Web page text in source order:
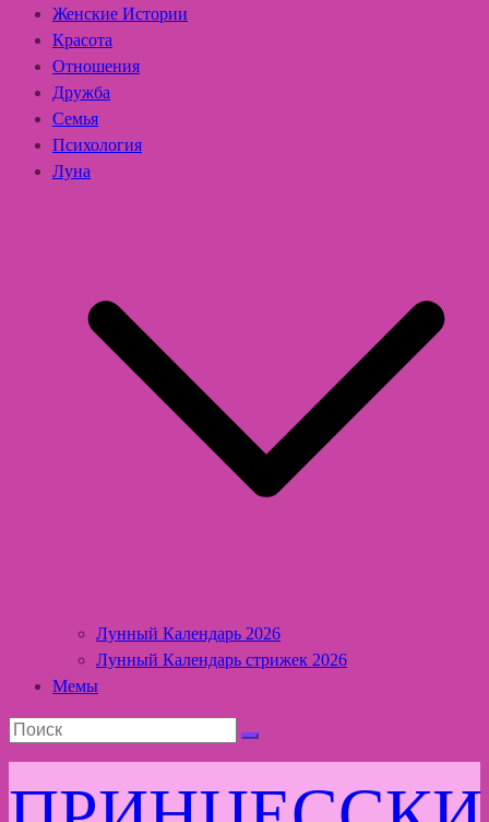
Женские Истории
Красота
Отношения
Дружба
Семья
Психология
Луна
Лунный Календарь 2026
Лунный Календарь стрижек 2026
Мемы